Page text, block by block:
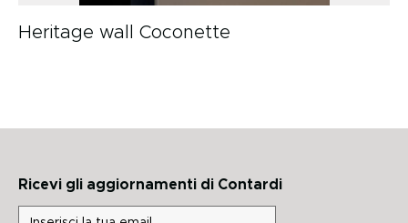
Heritage wall Coconette
Ricevi gli aggiornamenti di Contardi